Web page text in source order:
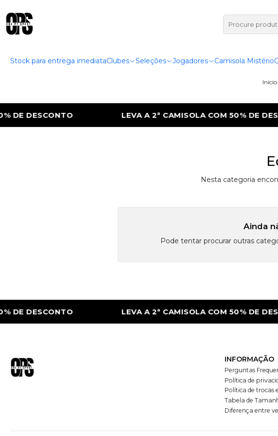
Stock para entrega imediataClubes Seleções Jogadores Camisola Mistério
Início
DESCONTO LEVA A 2ª CAMISOLA COM 50% DE
Nesta categoria
Ainda
Pode tentar procurar outras
DESCONTO LEVA A 2ª CAMISOLA COM 50% DE
INFORMAÇÃO
Perguntas
Política de
Política de trocas
Tabela de
Diferença entre